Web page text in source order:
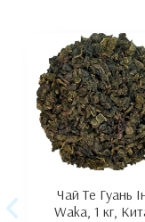
Чай Те Гуань
Waka, 1 кг,